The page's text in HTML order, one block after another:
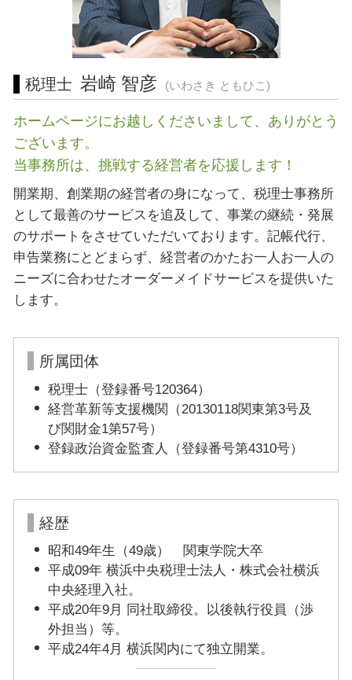
起業支援 相模原市 相談
経営相談 横浜市 税理士
税務相談 三重県 税理士
税理士 岩崎 智彦 (いわさき ともひこ)
ホームページにお越しくださいまして、ありがとう
ございます。
当事務所は、挑戦する経営者を応援します！
開業期、創業期の経営者の身になって、税理士事務所
として最善のサービスを追及して、事業の継続・発展
のサポートをさせていただいております。記帳代行、
申告業務にとどまらず、経営者のかたお一人お一人の
ニーズに合わせたオーダーメイドサービスを提供いた
します。
所属団体
税理士（登録番号120364）
経営革新等支援機関（20130118関東第3号及
び関財金1第57号）
登録政治資金監査人（登録番号第4310号）
経歴
昭和49年生（49歳） 関東学院大卒
平成09年 横浜中央税理士法人・株式会社横浜
中央経理入社。
平成20年9月 同社取締役。以後執行役員（渉
外担当）等。
平成24年4月 横浜関内にて独立開業。